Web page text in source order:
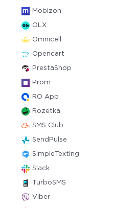
Mobizon
OLX
Omnicell
Opencart
PrestaShop
Prom
RO App
Rozetka
SMS Club
SendPulse
SimpleTexting
Slack
TurboSMS
Viber